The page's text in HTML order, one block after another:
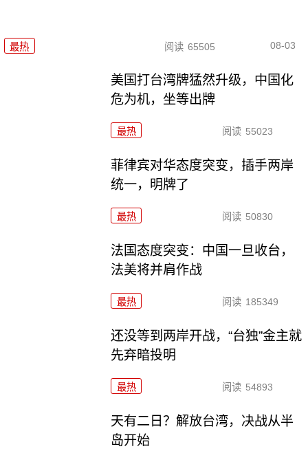
最热 阅读 65505 08-03
美国打台湾牌猛然升级，中国化
危为机，坐等出牌
最热 阅读 55023
菲律宾对华态度突变，插手两岸
统一，明牌了
最热 阅读 50830
法国态度突变：中国一旦收台，
法美将并肩作战
最热 阅读 185349
还没等到两岸开战，“台独”金主就
先弃暗投明
最热 阅读 54893
天有二日？解放台湾，决战从半
岛开始